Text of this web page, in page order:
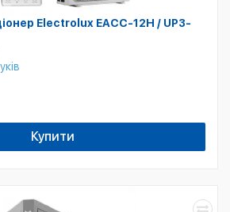
Electrolux EACC-12H / UP3-
Купити